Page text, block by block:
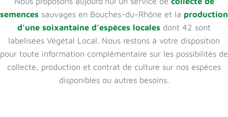
semences sauvages en Bouches-du-Rhône et la production
d’une soixantaine d’espèces locales dont 42 sont
labelisées Végétal Local. Nous restons à votre disposition
pour toute information complémentaire sur les possibilités de
collecte, production et contrat de culture sur nos espèces
disponibles ou autres besoins.